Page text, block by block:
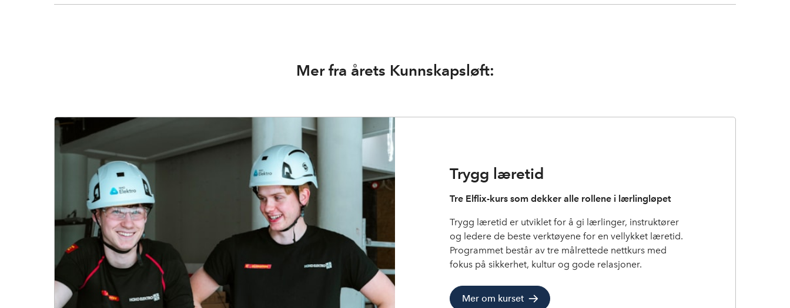
Mer fra årets Kunnskapsløft:
Trygg læretid
Tre Elflix-kurs som dekker alle rollene i lærlingløpet
Trygg læretid er utviklet for å gi lærlinger, instruktører
og ledere de beste verktøyene for en vellykket læretid.
Programmet består av tre målrettede nettkurs med
fokus på sikkerhet, kultur og gode relasjoner.
Mer om kurset